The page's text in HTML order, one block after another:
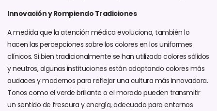
Innovación y Rompiendo Tradiciones
A medida que la atención médica evoluciona, también lo
hacen las percepciones sobre los colores en los uniformes
clínicos. Si bien tradicionalmente se han utilizado colores sólidos
y neutros, algunas instituciones están adoptando colores más
audaces y modernos para reflejar una cultura más innovadora.
Tonos como el verde brillante o el morado pueden transmitir
un sentido de frescura y energía, adecuado para entornos